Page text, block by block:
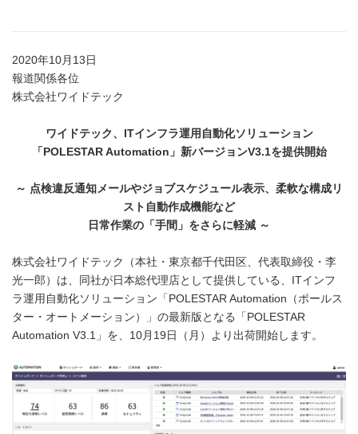
2020年10月13日
報道関係各位
株式会社ワイドテック
ワイドテック、 ITインフラ運用自動化ソリューション
「 POLESTAR Automation 」新バージョンV3.1を提供開始
～ 点検違反通知メールやジョブスケジュール表示、柔軟な構成リ
スト自動作成機能など
日常作業の「手間」をさらに軽減 ～
株式会社ワイドテック（本社・東京都千代田区、代表取締役・李
光一郎）は、同社が日本総代理店として提供している、ITインフ
ラ運用自動化ソリューション「POLESTAR Automation（ポールス
ター・オートメーション）」の最新版となる「POLESTAR
Automation V3.1」を、10月19日（月）より出荷開始します。